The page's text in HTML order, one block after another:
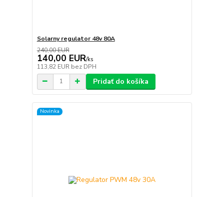
Solarny regulator 48v 80A
240,00 EUR
140,00 EUR/ks
113,82 EUR bez DPH
Pridať do košíka
Novinka